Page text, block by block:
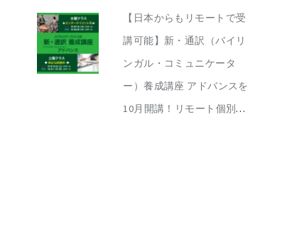
【日本からもリモートで受
講可能】新・通訳（バイリ
ンガル・コミュニケータ
ー）養成講座 アドバンスを
10月開講！リモート個別相